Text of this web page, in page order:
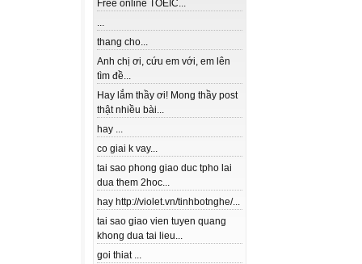
Free online TOEIC...
...
thang cho...
Anh chị ơi, cứu em với, em lên
tìm đề...
Hay lắm thầy ơi! Mong thầy post
thật nhiều bài...
hay ...
co giai k vay...
tai sao phong giao duc tpho lai
dua them 2hoc...
hay http://violet.vn/tinhbotnghe/...
tai sao giao vien tuyen quang
khong dua tai lieu...
goi thiat ...